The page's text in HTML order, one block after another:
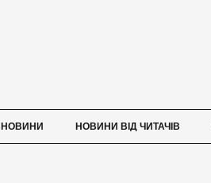
НОВИНИ НОВИНИ ВІД ЧИТАЧІВ